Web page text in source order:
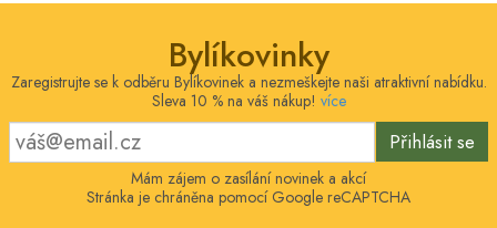
Bylíkovinky
Zaregistrujte se k odběru Bylíkovinek a nezmeškejte naši atraktivní nabídku.
Sleva 10 % na váš nákup! více
Přihlásit se
Mám zájem o zasílání novinek a akcí
Stránka je chráněna pomocí Google reCAPTCHA